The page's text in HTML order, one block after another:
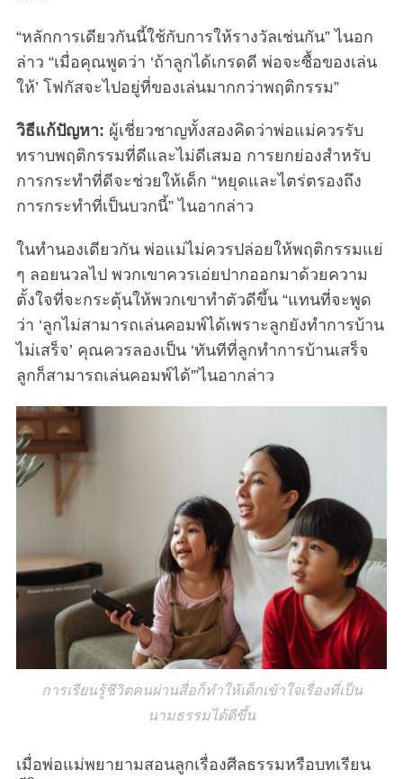
“หลักการเดียวกันนี้ใช้กับการให้รางวัลเช่นกัน” ไนอก
ล่าว “เมื่อคุณพูดว่า ‘ถ้าลูกได้เกรดดี พ่อจะซื้อของเล่น
ให้’ โฟกัสจะไปอยู่ที่ของเล่นมากกว่าพฤติกรรม”
วิธีแก้ปัญหา: ผู้เชี่ยวชาญทั้งสองคิดว่าพ่อแม่ควรรับ
ทราบพฤติกรรมที่ดีและไม่ดีเสมอ การยกย่องสำหรับ
การกระทำที่ดีจะช่วยให้เด็ก “หยุดและไตร่ตรองถึง
การกระทำที่เป็นบวกนี้” ไนอากล่าว
ในทำนองเดียวกัน พ่อแม่ไม่ควรปล่อยให้พฤติกรรมแย่
ๆ ลอยนวลไป พวกเขาควรเอ่ยปากออกมาด้วยความ
ตั้งใจที่จะกระตุ้นให้พวกเขาทำตัวดีขึ้น “แทนที่จะพูด
ว่า ‘ลูกไม่สามารถเล่นคอมพ์ได้เพราะลูกยังทำการบ้าน
ไม่เสร็จ’ คุณควรลองเป็น ‘ทันทีที่ลูกทำการบ้านเสร็จ
ลูกก็สามารถเล่นคอมพ์ได้'”ไนอากล่าว
การเรียนรู้ชีวิตคนผ่านสื่อก็ทำให้เด็กเข้าใจเรื่องที่เป็น
นามธรรมได้ดีขึ้น
เมื่อพ่อแม่พยายามสอนลูกเรื่องศีลธรรมหรือบทเรียน